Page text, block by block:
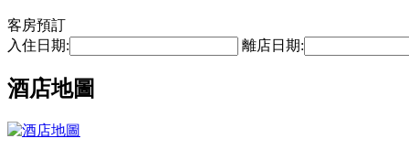
客房預訂
入住日期:
離店日期:
酒店地圖